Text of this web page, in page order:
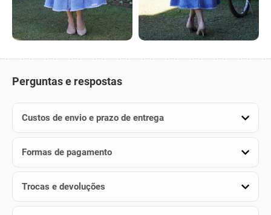
Perguntas e respostas
Custos de envio e prazo de entrega
Formas de pagamento
Trocas e devoluções